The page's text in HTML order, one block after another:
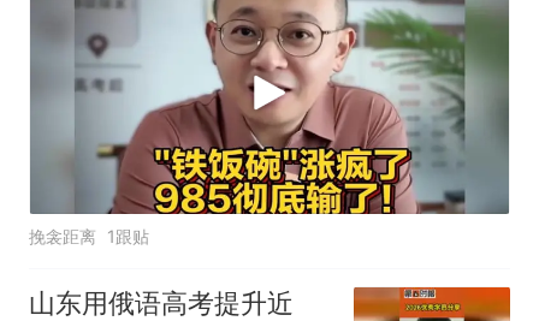
挽衾距离 1跟贴
山东用俄语高考提升近